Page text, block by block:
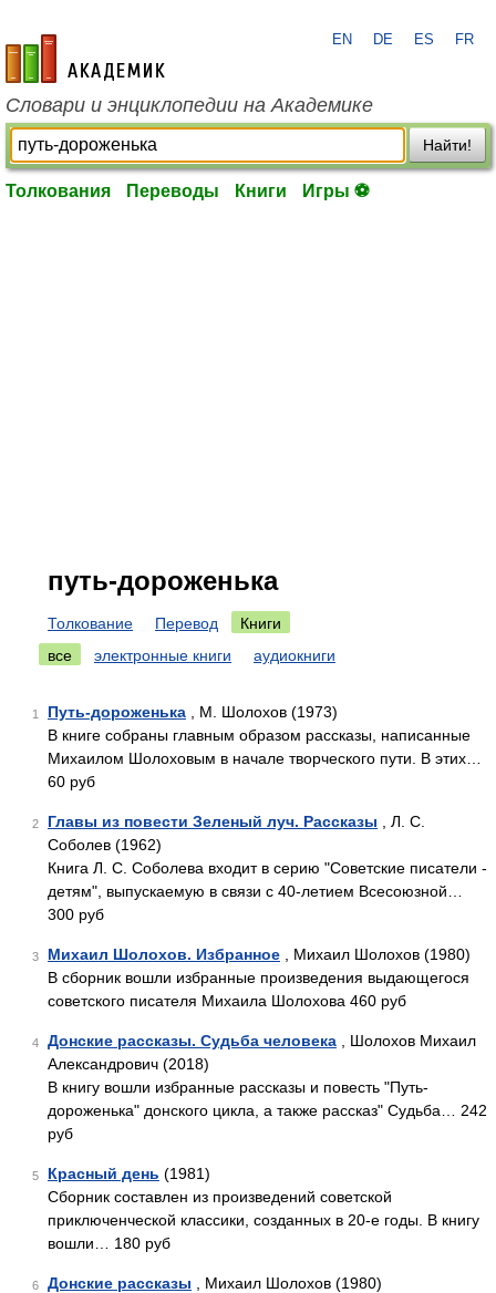
academic.ru
EN DE ES FR
Словари и энциклопедии на Академике
Найти!
Толкования Переводы Книги Игры ⚽
путь-дороженька
Толкование Перевод
Книги
все
электронные книги аудиокниги
1 Путь-дороженька , М. Шолохов (1973)
В книге собраны главным образом рассказы, написанные
Михаилом Шолоховым в начале творческого пути. В этих…
60 руб
2 Главы из повести Зеленый луч. Рассказы , Л. С.
Соболев (1962)
Книга Л. С. Соболева входит в серию "Советские писатели -
детям", выпускаемую в связи с 40-летием Всесоюзной…
300 руб
3 Михаил Шолохов. Избранное , Михаил Шолохов (1980)
В сборник вошли избранные произведения выдающегося
советского писателя Михаила Шолохова 460 руб
4 Донские рассказы. Судьба человека , Шолохов Михаил
Александрович (2018)
В книгу вошли избранные рассказы и повесть "Путь-
дороженька" донского цикла, а также рассказ" Судьба… 242
руб
5 Красный день (1981)
Сборник составлен из произведений советской
приключенческой классики, созданных в 20-е годы. В книгу
вошли… 180 руб
6 Донские рассказы , Михаил Шолохов (1980)